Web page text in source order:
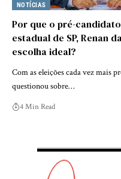
NOTÍCIAS
Por que o pré-
estadual de SP, Renan
escolha ideal?
Com as eleições cada vez mais
questionou sobre…
4 Min Read